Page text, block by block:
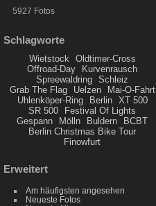
5927 Fotos
Schlagworte
Wietstock
Oldtimer-Cross
Offroad-Day
Kurvenrausch
Spreewaldring
Schleiz
Grab The Flag
Uelzen
Mai-O-Fahrt
Uhlenköper-Ring
Berlin
XT 500
SR 500
Festival Of Lights
Gespann
Mölln Buldern
BCBT
Berlin Christmas Bike Tour
Finowfurt
Erweitert
Am häufigsten angesehen
Neueste Fotos